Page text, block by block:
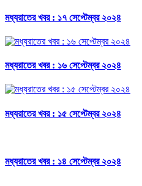
মধ্যরাতের খবর : ১৭ সেপ্টেম্বর ২০২৪
মধ্যরাতের খবর : ১৬ সেপ্টেম্বর ২০২৪
মধ্যরাতের খবর : ১৫ সেপ্টেম্বর ২০২৪
মধ্যরাতের খবর : ১৪ সেপ্টেম্বর ২০২৪